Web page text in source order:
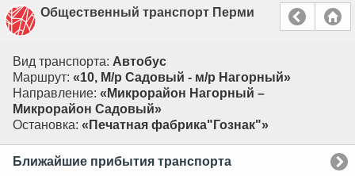
Общественный транспорт Перми
Вид транспорта: Автобус
Маршрут: «10, М/р Садовый - м/р Нагорный»
Направление: «Микрорайон Нагорный –
Микрорайон Садовый»
Остановка: «Печатная фабрика"Гознак"»
Ближайшие прибытия транспорта